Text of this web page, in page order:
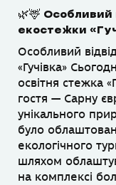
🌿🦌 Особливий
екостежки
Особливий
«Гучівка»
освітня стежка
гостя — Сарну
унікального
було
екологічного
шляхом
на комплексі